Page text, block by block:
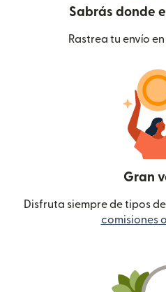
Sabrás donde
Rastrea tu envío
Gran
Disfruta siempre de tipos
comisiones